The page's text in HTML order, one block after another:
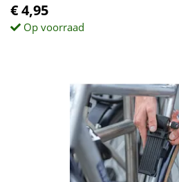
€ 4,95
Op voorraad